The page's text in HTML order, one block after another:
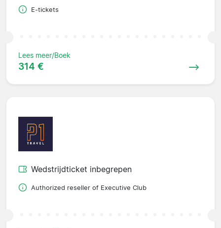
E-tickets
Lees meer/Boek
314 €
Wedstrijdticket inbegrepen
Authorized reseller of Executive Club